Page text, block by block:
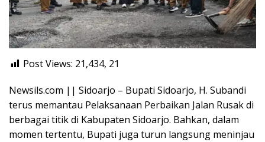
Post Views: 21,434, 21
Newsils.com || Sidoarjo – Bupati Sidoarjo, H. Subandi
terus memantau Pelaksanaan Perbaikan Jalan Rusak di
berbagai titik di Kabupaten Sidoarjo. Bahkan, dalam
momen tertentu, Bupati juga turun langsung meninjau